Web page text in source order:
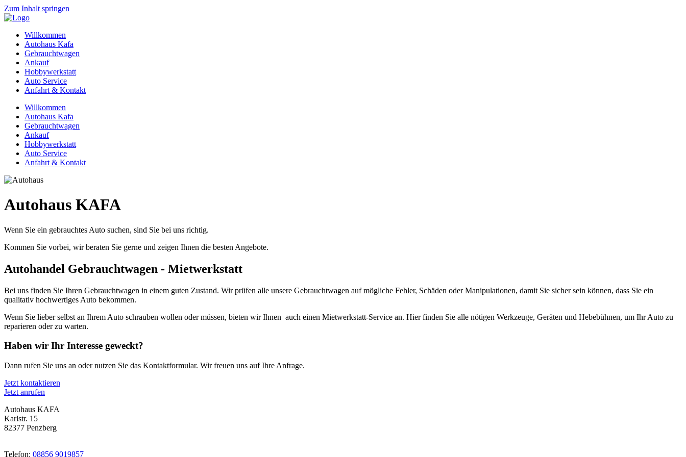
Zum Inhalt springen
Willkommen
Autohaus Kafa
Gebrauchtwagen
Ankauf
Hobbywerkstatt
Auto Service
Anfahrt & Kontakt
Willkommen
Autohaus Kafa
Gebrauchtwagen
Ankauf
Hobbywerkstatt
Auto Service
Anfahrt & Kontakt
Autohaus KAFA
Wenn Sie ein gebrauchtes Auto suchen, sind Sie bei uns richtig.
Kommen Sie vorbei, wir beraten Sie gerne und zeigen Ihnen die besten Angebote.
Autohandel Gebrauchtwagen - Mietwerkstatt
Bei uns finden Sie Ihren Gebrauchtwagen in einem guten Zustand. Wir prüfen alle unsere Gebrauchtwagen auf mögliche Fehler, Schäden oder Manipulationen, damit Sie sicher sein können, dass Sie ein
qualitativ hochwertiges Auto bekommen.
Wenn Sie lieber selbst an Ihrem Auto schrauben wollen oder müssen, bieten wir Ihnen auch einen Mietwerkstatt-Service an. Hier finden Sie alle nötigen Werkzeuge, Geräten und Hebebühnen, um Ihr Auto zu
reparieren oder zu warten.
Haben wir Ihr Interesse geweckt?
Dann rufen Sie uns an oder nutzen Sie das Kontaktformular. Wir freuen uns auf Ihre Anfrage.
Jetzt kontaktieren
Jetzt anrufen
Autohaus KAFA
Karlstr. 15
82377 Penzberg
Telefon: 08856 9019857